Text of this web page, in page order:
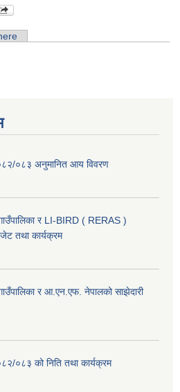
०८३ अनुमानित आय विवरण
र LI-BIRD ( RERAS )
तथा कार्यक्रम
र आ.एन.एफ. नेपालको साझेदारी
०८३ को निति तथा कार्यक्रम